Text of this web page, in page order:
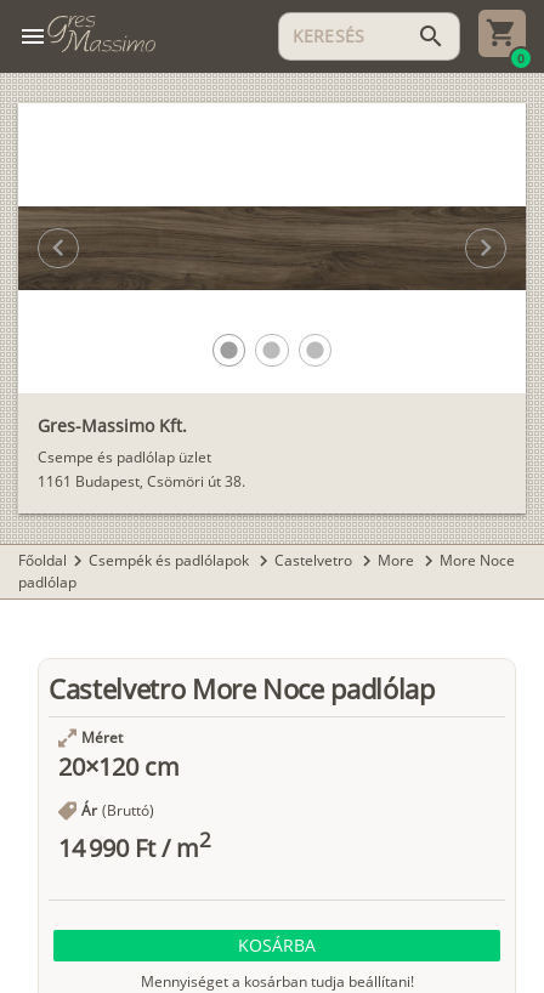
menu search
0
Gres-Massimo Kft.
Csempe és padlólap üzlet
1161 Budapest, Csömöri út 38.
lens lens lens
chevron_left chevron_right
Főoldal chevron_right Csempék és padlólapok chevron_right Castelvetro chevron_right More chevron_right More Noce
padlólap
Castelvetro More Noce padlólap
Méret
20×120 cm
Ár (Bruttó)
14 990 Ft/m2
KOSÁRBA
Mennyiséget a kosárban tudja beállítani!